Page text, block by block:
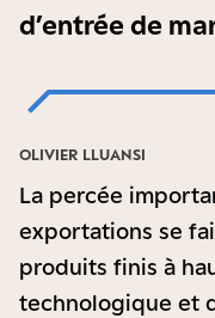
d’entrée de
La percée
exportations se
produits finis à
technologique et
OLIVIER LLUANSI